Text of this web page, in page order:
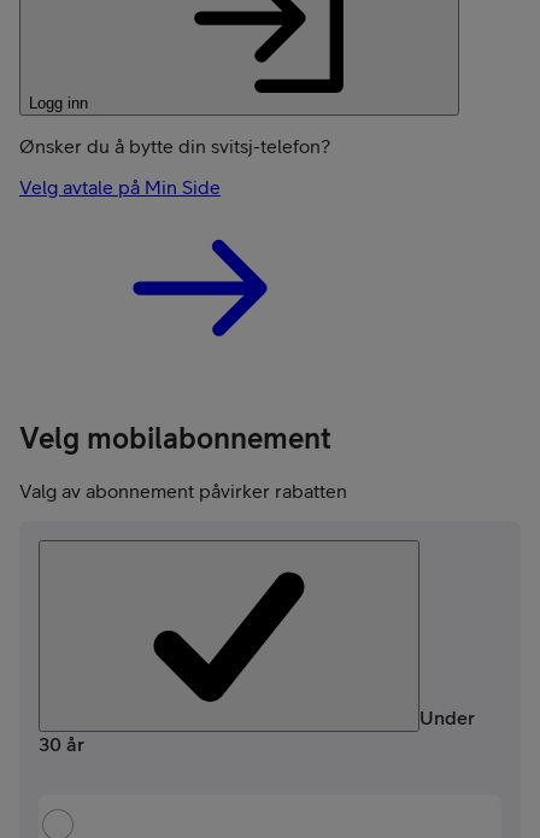
Logg inn
Ønsker du å bytte din svitsj-telefon?
Velg avtale på Min Side
Velg mobilabonnement
Valg av abonnement påvirker rabatten
Under
30 år